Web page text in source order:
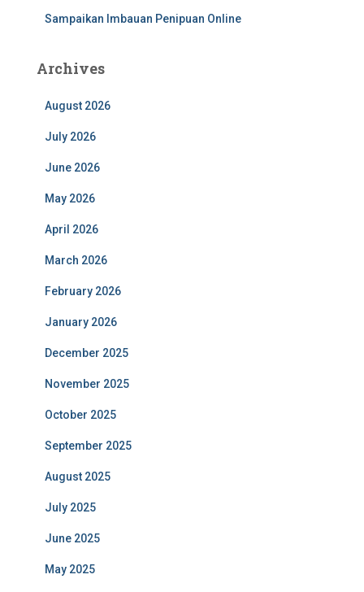
Sampaikan Imbauan Penipuan Online
Archives
August 2026
July 2026
June 2026
May 2026
April 2026
March 2026
February 2026
January 2026
December 2025
November 2025
October 2025
September 2025
August 2025
July 2025
June 2025
May 2025